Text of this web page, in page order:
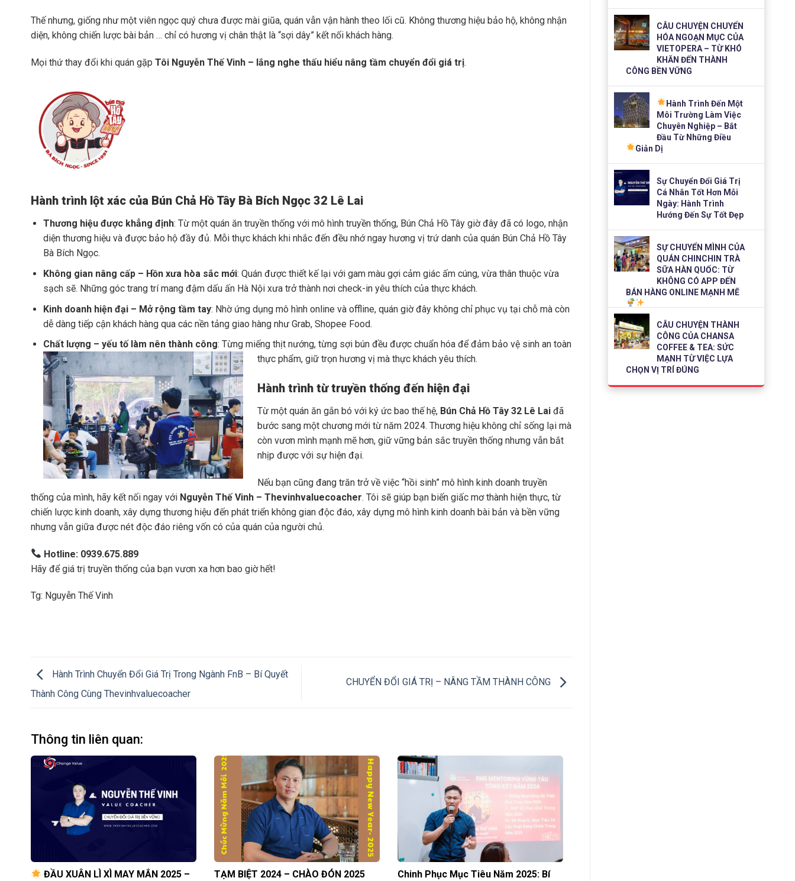
Thế nhưng, giống như một viên ngọc quý chưa được mài giũa, quán vẫn vận hành theo lối cũ. Không thương hiệu bảo hộ, không nhận
diện, không chiến lược bài bản … chỉ có hương vị chân thật là “sợi dây” kết nối khách hàng.
Mọi thứ thay đổi khi quán gặp Tôi Nguyễn Thế Vinh – lắng nghe thấu hiểu nâng tầm chuyển đổi giá trị.
Hành trình lột xác của Bún Chả Hồ Tây Bà Bích Ngọc 32 Lê Lai
Thương hiệu được khẳng định: Từ một quán ăn truyền thống với mô hình truyền thống, Bún Chả Hồ Tây giờ đây đã có logo, nhận
diện thương hiệu và được bảo hộ đầy đủ. Mỗi thực khách khi nhắc đến đều nhớ ngay hương vị trứ danh của quán Bún Chả Hồ Tây
Bà Bích Ngọc.
Không gian nâng cấp – Hồn xưa hòa sắc mới: Quán được thiết kế lại với gam màu gợi cảm giác ấm cúng, vừa thân thuộc vừa
sạch sẽ. Những góc trang trí mang đậm dấu ấn Hà Nội xưa trở thành nơi check-in yêu thích của thực khách.
Kinh doanh hiện đại – Mở rộng tầm tay: Nhờ ứng dụng mô hình online và offline, quán giờ đây không chỉ phục vụ tại chỗ mà còn
dễ dàng tiếp cận khách hàng qua các nền tảng giao hàng như Grab, Shopee Food.
Chất lượng – yếu tố làm nên thành công: Từng miếng thịt nướng, từng sợi bún đều được chuẩn hóa để đảm bảo vệ sinh an toàn
thực phẩm, giữ trọn hương vị mà thực khách yêu thích.
Hành trình từ truyền thống đến hiện đại
Từ một quán ăn gắn bó với ký ức bao thế hệ, Bún Chả Hồ Tây 32 Lê Laiđã
bước sang một chương mới từ năm 2024. Thương hiệu không chỉ sống lại mà
còn vươn mình mạnh mẽ hơn, giữ vững bản sắc truyền thống nhưng vẫn bắt
nhịp được với sự hiện đại.
Nếu bạn cũng đang trăn trở về việc “hồi sinh” mô hình kinh doanh truyền
thống của mình, hãy kết nối ngay với Nguyễn Thế Vinh – Thevinhvaluecoacher. Tôi sẽ giúp bạn biến giấc mơ thành hiện thực, từ
chiến lược kinh doanh, xây dựng thương hiệu đến phát triển không gian độc đáo, xây dựng mô hình kinh doanh bài bản và bền vững
nhưng vẫn giữa được nét độc đáo riêng vốn có của quán của người chủ.
Hotline: 0939.675.889
Hãy để giá trị truyền thống của bạn vươn xa hơn bao giờ hết!
Tg: Nguyễn Thế Vinh
Hành Trình Chuyển Đổi Giá Trị Trong Ngành FnB – Bí Quyết
Thành Công Cùng Thevinhvaluecoacher
CHUYỂN ĐỔI GIÁ TRỊ – NÂNG TẦM THÀNH CÔNG
Thông tin liên quan:
ĐẦU XUÂN LÌ XÌ MAY MẮN 2025 –
TẠM BIỆT 2024 – CHÀO ĐÓN 2025
Chinh Phục Mục Tiêu Năm 2025: Bí
CÂU CHUYỆN CHUYỂN
HÓA NGOẠN MỤC CỦA
VIETOPERA – TỪ KHÓ
KHĂN ĐẾN THÀNH
CÔNG BỀN VỮNG
Hành Trình Đến Một
Môi Trường Làm Việc
Chuyên Nghiệp – Bắt
Đầu Từ Những Điều
Giản Dị
Sự Chuyển Đổi Giá Trị
Cá Nhân Tốt Hơn Mỗi
Ngày: Hành Trình
Hướng Đến Sự Tốt Đẹp
SỰ CHUYỂN MÌNH CỦA
QUÁN CHINCHIN TRÀ
SỮA HÀN QUỐC: TỪ
KHÔNG CÓ APP ĐẾN
BÁN HÀNG ONLINE MẠNH MẼ
CÂU CHUYỆN THÀNH
CÔNG CỦA CHANSA
COFFEE & TEA: SỨC
MẠNH TỪ VIỆC LỰA
CHỌN VỊ TRÍ ĐÚNG